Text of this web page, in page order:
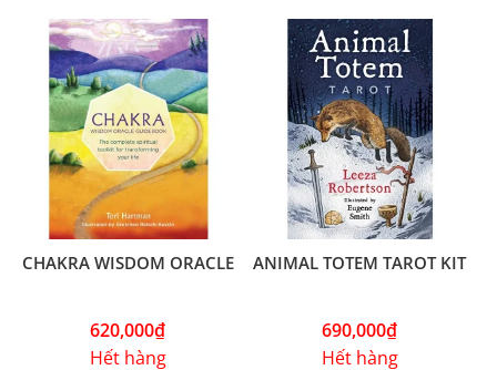
CHAKRA WISDOM ORACLE
620,000₫
Hết hàng
ANIMAL TOTEM TAROT KIT
690,000₫
Hết hàng